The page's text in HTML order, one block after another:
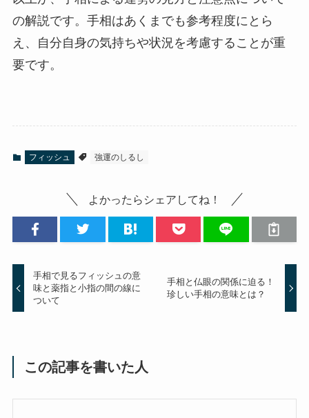
の解説です。手相はあくまでも参考程度にとら
え、自分自身の気持ちや状況を考慮することが重
要です。
フィッシュ 強運のしるし
よかったらシェアしてね！
手相で見るフィッシュの意
味と薬指と小指の間の線に
ついて
手相と仏眼の関係に迫る！
珍しい手相の意味とは？
この記事を書いた人